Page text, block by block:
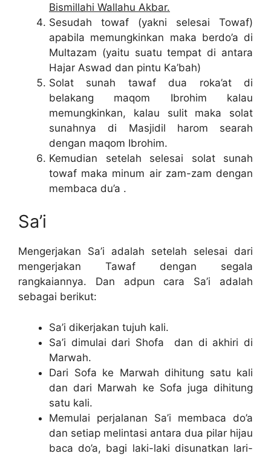
Bismillahi Wallahu Akbar.
Sesudah towaf (yakni selesai Towaf)
apabila memungkinkan maka berdo’a di
Multazam (yaitu suatu tempat di antara
Hajar Aswad dan pintu Ka’bah)
Solat sunah tawaf dua roka’at di
belakang maqom Ibrohim kalau
memungkinkan, kalau sulit maka solat
sunahnya di Masjidil harom searah
dengan maqom Ibrohim.
Kemudian setelah selesai solat sunah
towaf maka minum air zam-zam dengan
membaca du’a .
Sa’i
Mengerjakan Sa’i adalah setelah selesai dari
mengerjakan Tawaf dengan segala
rangkaiannya. Dan adpun cara Sa’i adalah
sebagai berikut:
Sa’i dikerjakan tujuh kali.
Sa’i dimulai dari Shofa dan di akhiri di
Marwah.
Dari Sofa ke Marwah dihitung satu kali
dan dari Marwah ke Sofa juga dihitung
satu kali.
Memulai perjalanan Sa’i membaca do’a
dan setiap melintasi antara dua pilar hijau
baca do’a, bagi laki-laki disunatkan lari-